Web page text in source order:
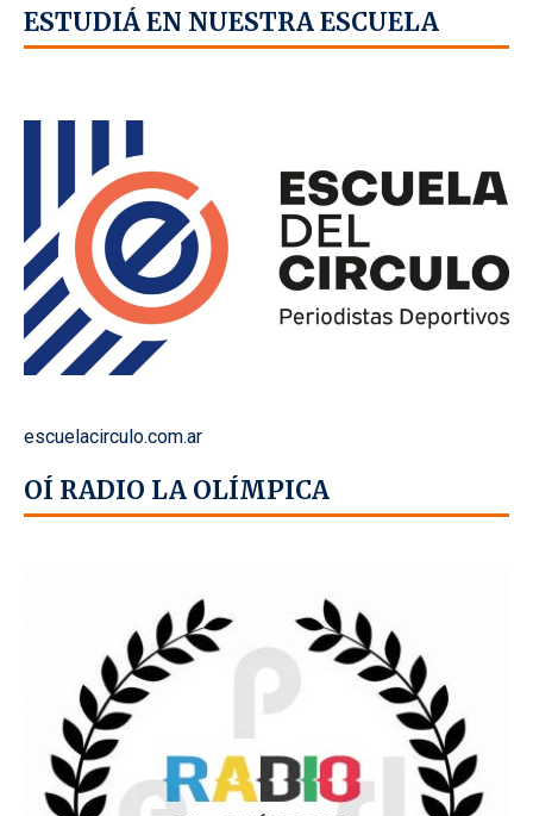
ESTUDIÁ EN NUESTRA ESCUELA
escuelacirculo.com.ar
OÍ RADIO LA OLÍMPICA